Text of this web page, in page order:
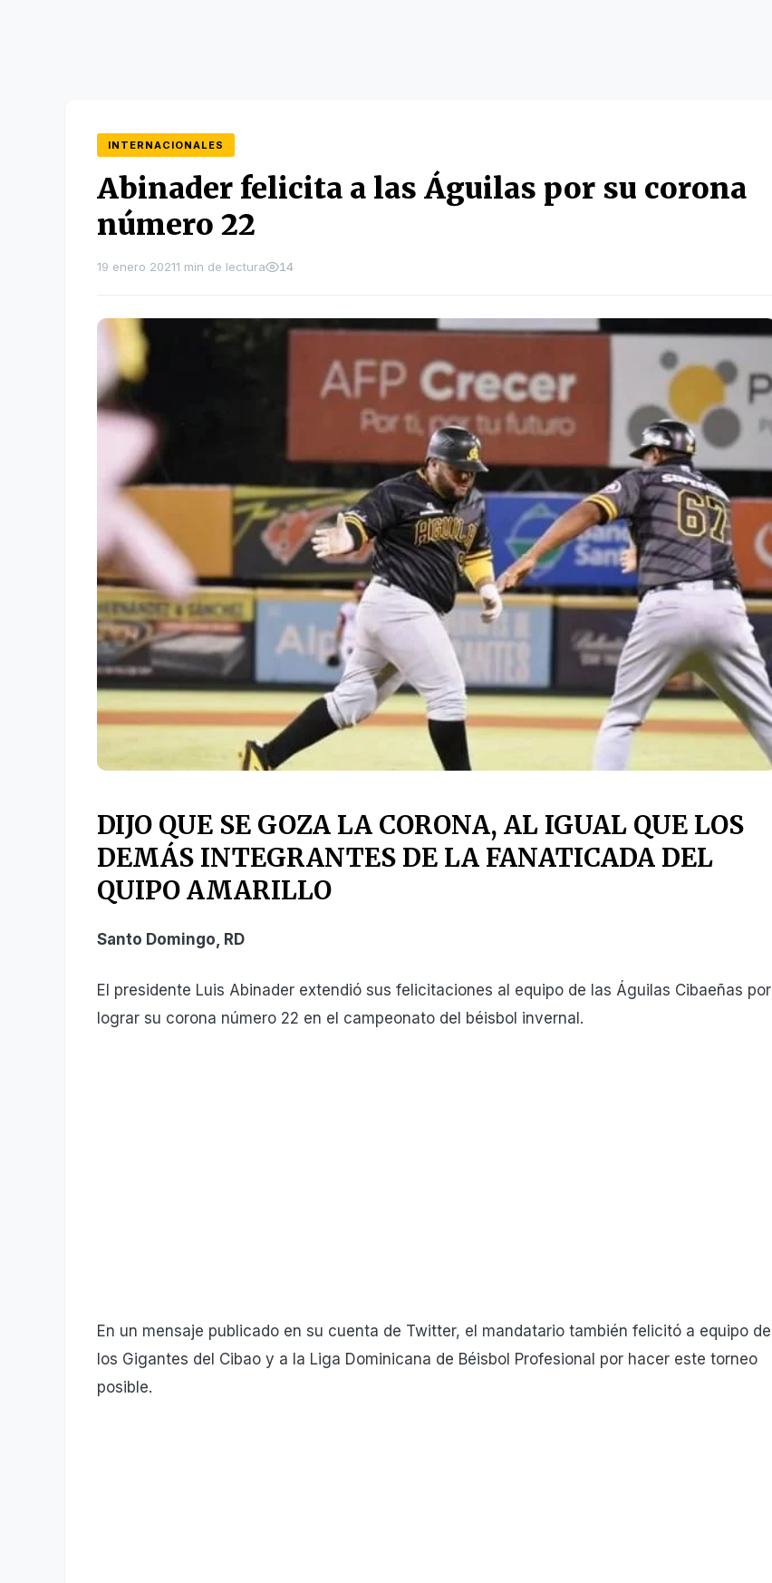
INTERNACIONALES
Abinader felicita a las Águilas por su corona
número 22
19 enero 20211 min de lectura 14
DIJO QUE SE GOZA LA CORONA, AL IGUAL QUE LOS
DEMÁS INTEGRANTES DE LA FANATICADA DEL
QUIPO AMARILLO
Santo Domingo, RD
El presidente Luis Abinader extendió sus felicitaciones al equipo de las Águilas Cibaeñas por
lograr su corona número 22 en el campeonato del béisbol invernal.
En un mensaje publicado en su cuenta de Twitter, el mandatario también felicitó a equipo de
los Gigantes del Cibao y a la Liga Dominicana de Béisbol Profesional por hacer este torneo
posible.